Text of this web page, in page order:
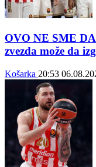
OVO NE SME
zvezda može da
Košarka 20:53